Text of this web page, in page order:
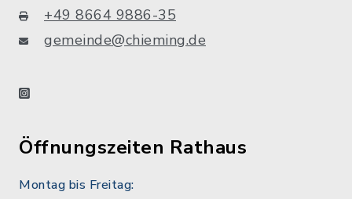
+49 8664 9886-35
gemeinde@chieming.de
instagram
Öffnungszeiten Rathaus
Montag bis Freitag: